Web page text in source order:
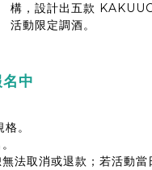
構，設計出五款
活動限定調酒。
中
。
法取消或退款；若活動當